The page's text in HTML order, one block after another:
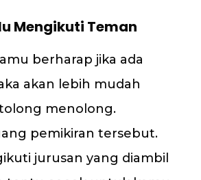
Mengikuti Teman
berharap jika ada
akan lebih mudah
menolong.
pemikiran tersebut.
jurusan yang diambil